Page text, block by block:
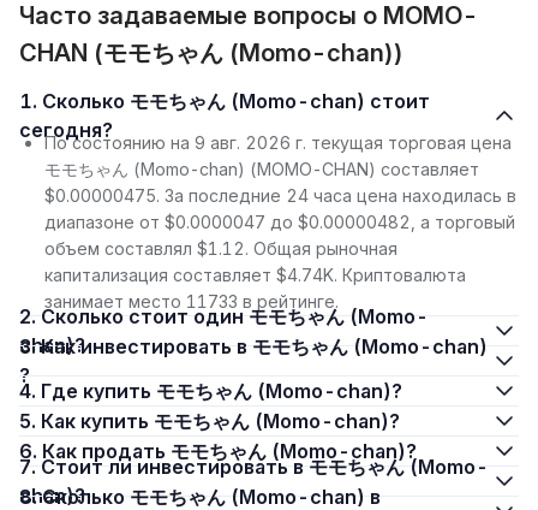
Часто задаваемые вопросы о MOMO-
CHAN (モモちゃん (Momo-chan))
1. Сколько モモちゃん (Momo-chan) стоит
сегодня?
По состоянию на 9 авг. 2026 г. текущая торговая цена
モモちゃん (Momo-chan) (MOMO-CHAN) составляет
$0.00000475. За последние 24 часа цена находилась в
диапазоне от $0.0000047 до $0.00000482, а торговый
объем составлял $1.12. Общая рыночная
капитализация составляет $4.74K. Криптовалюта
занимает место 11733 в рейтинге.
2. Сколько стоит один モモちゃん (Momo-
chan)?
3. Как инвестировать в モモちゃん (Momo-chan)
?
4. Где купить モモちゃん (Momo-chan)?
5. Как купить モモちゃん (Momo-chan)?
6. Как продать モモちゃん (Momo-chan)?
7. Стоит ли инвестировать в モモちゃん (Momo-
chan)?
8. Сколько モモちゃん (Momo-chan) в